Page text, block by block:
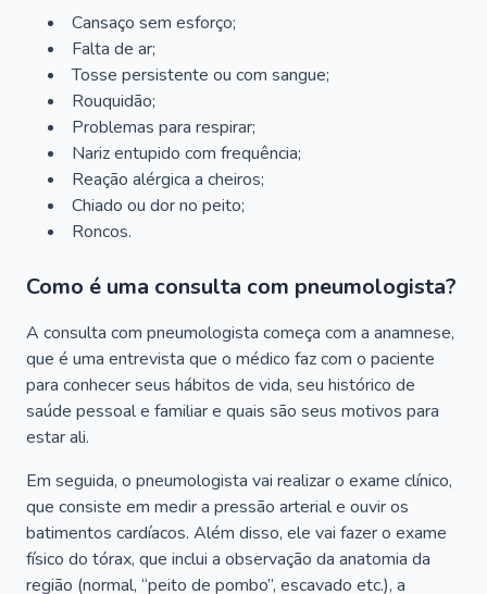
Cansaço sem esforço;
Falta de ar;
Tosse persistente ou com sangue;
Rouquidão;
Problemas para respirar;
Nariz entupido com frequência;
Reação alérgica a cheiros;
Chiado ou dor no peito;
Roncos.
Como é uma consulta com pneumologista?
A consulta com pneumologista começa com a anamnese,
que é uma entrevista que o médico faz com o paciente
para conhecer seus hábitos de vida, seu histórico de
saúde pessoal e familiar e quais são seus motivos para
estar ali.
Em seguida, o pneumologista vai realizar o exame clínico,
que consiste em medir a pressão arterial e ouvir os
batimentos cardíacos. Além disso, ele vai fazer o exame
físico do tórax, que inclui a observação da anatomia da
região (normal, “peito de pombo”, escavado etc.), a